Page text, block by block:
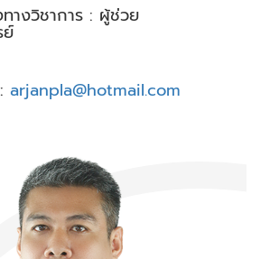
างวิชาการ : ผู้ช่วย
ย์
arjanpla@hotmail.com